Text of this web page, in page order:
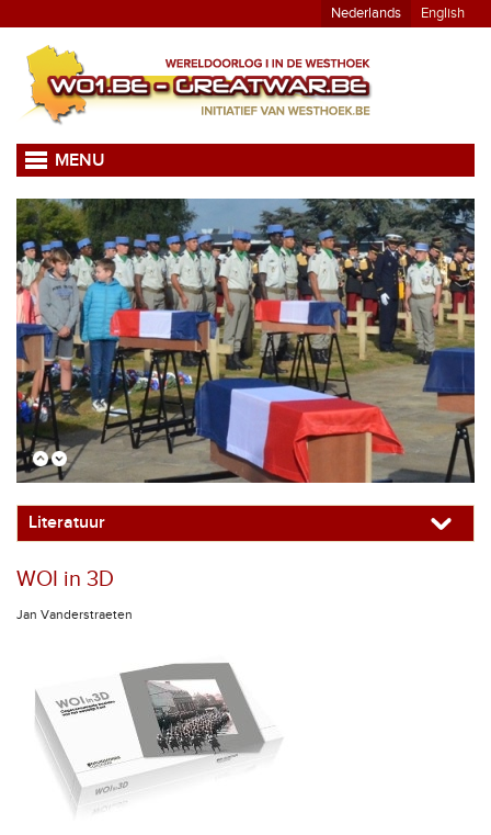
Nederlands English
MENU
Literatuur
WOI in 3D
Jan Vanderstraeten